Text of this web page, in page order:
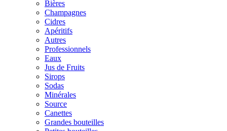
Bières
Champagnes
Cidres
Apéritifs
Autres
Professionnels
Eaux
Jus de Fruits
Sirops
Sodas
Minérales
Source
Canettes
Grandes bouteilles